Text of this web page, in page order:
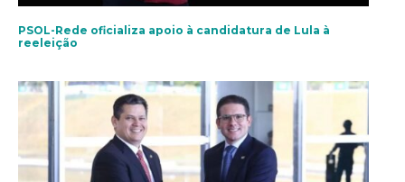
PSOL-Rede oficializa apoio à candidatura de Lula à
reeleição